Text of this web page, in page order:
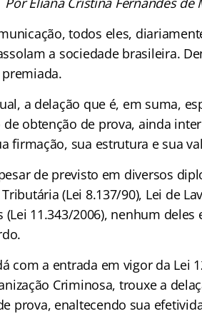
todos eles,
a sociedade brasileira.
a delação que é, em suma,
obtenção de prova, ainda
firmação, sua estrutura e sua
de previsto em diversos
(Lei 8.137/90), Lei de
(Lei 11.343/2006), nenhum
com a entrada em vigor da Lei
Criminosa, trouxe a
prova, enaltecendo sua